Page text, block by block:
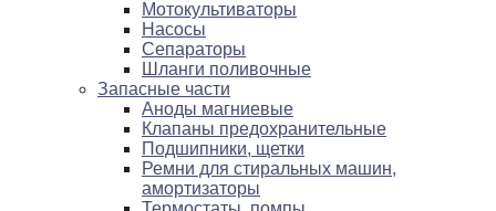
Мотокультиваторы
Насосы
Сепараторы
Шланги поливочные
Запасные части
Аноды магниевые
Клапаны предохранительные
Подшипники, щетки
Ремни для стиральных машин,
амортизаторы